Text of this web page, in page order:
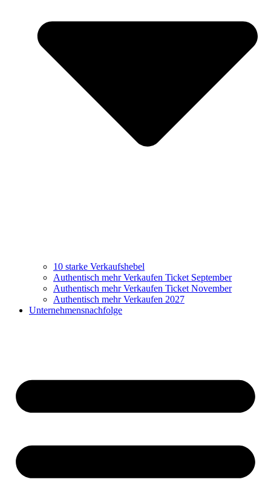
10 starke Verkaufshebel
Authentisch mehr Verkaufen Ticket September
Authentisch mehr Verkaufen Ticket November
Authentisch mehr Verkaufen 2027
Unternehmensnachfolge